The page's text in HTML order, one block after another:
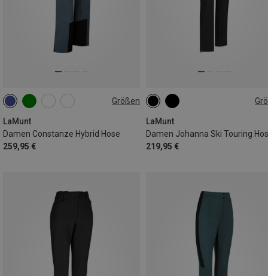
Größen
LaMunt
Damen Constanze Hybrid Hose
259,95 €
XS S
XXL
LaMunt
Damen Johanna Ski Touring
219,95 €
S M